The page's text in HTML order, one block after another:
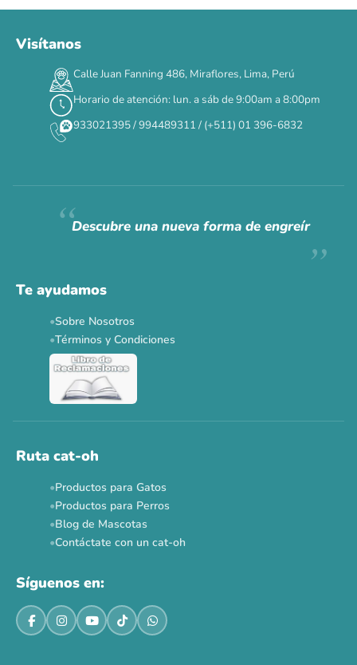
DÍAS HORAS MIN SEG
✕
Siempre fuimosraros.
Ver todas las promos 🐾
Visítanos
Calle Juan Fanning 486, Miraflores, Lima, Perú
Horario de atención: lun. a sáb de 9:00am a 8:00pm
933021395 / 994489311 / (+511) 01 396-6832
Descubre una nueva forma de engreír
Te ayudamos
Sobre Nosotros
Términos y Condiciones
Ruta cat-oh
Productos para Gatos
Productos para Perros
Blog de Mascotas
Contáctate con un cat-oh
Síguenos en: